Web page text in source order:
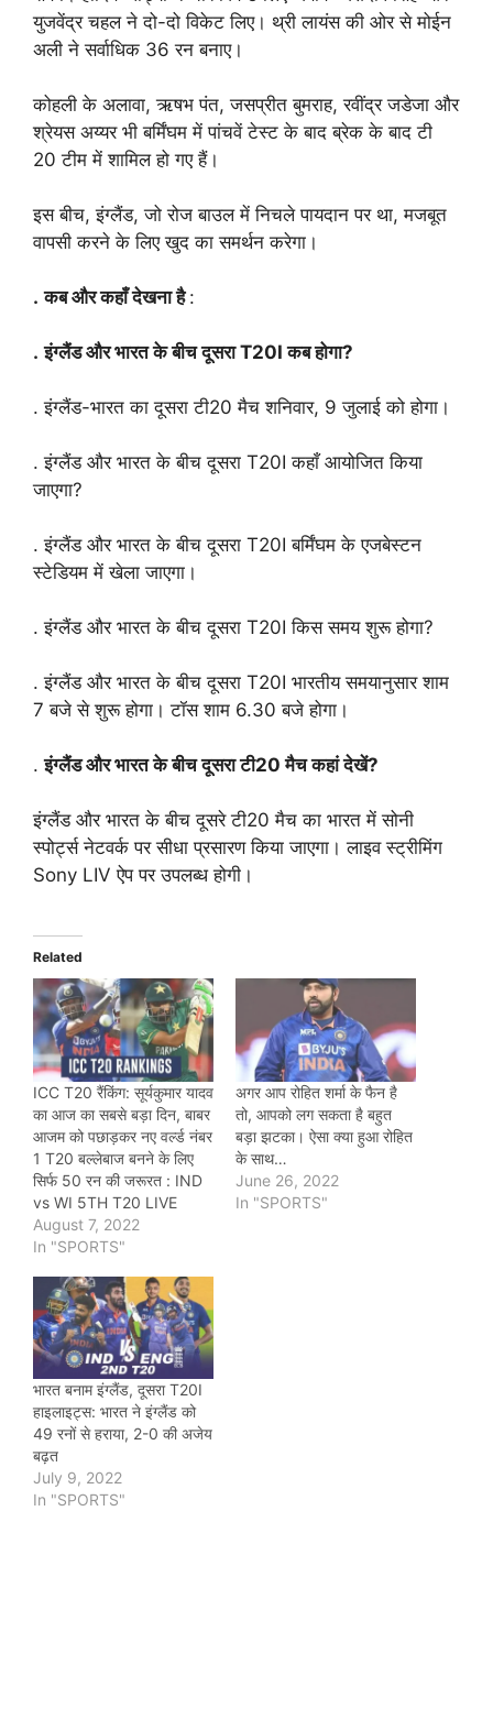
युजवेंद्र चहल ने दो-दो विकेट लिए। थ्री लायंस की ओर से मोईन
अली ने सर्वाधिक 36 रन बनाए।
कोहली के अलावा, ऋषभ पंत, जसप्रीत बुमराह, रवींद्र जडेजा और
श्रेयस अय्यर भी बर्मिंघम में पांचवें टेस्ट के बाद ब्रेक के बाद टी
20 टीम में शामिल हो गए हैं।
इस बीच, इंग्लैंड, जो रोज बाउल में निचले पायदान पर था, मजबूत
वापसी करने के लिए खुद का समर्थन करेगा।
. कब और कहाँ देखना है:
. इंग्लैंड और भारत के बीच दूसरा T20I कब होगा?
. इंग्लैंड-भारत का दूसरा टी20 मैच शनिवार, 9 जुलाई को होगा।
. इंग्लैंड और भारत के बीच दूसरा T20I कहाँ आयोजित किया
जाएगा?
. इंग्लैंड और भारत के बीच दूसरा T20I बर्मिंघम के एजबेस्टन
स्टेडियम में खेला जाएगा।
. इंग्लैंड और भारत के बीच दूसरा T20I किस समय शुरू होगा?
. इंग्लैंड और भारत के बीच दूसरा T20I भारतीय समयानुसार शाम
7 बजे से शुरू होगा। टॉस शाम 6.30 बजे होगा।
.इंग्लैंड और भारत के बीच दूसरा टी20 मैच कहां देखें?
इंग्लैंड और भारत के बीच दूसरे टी20 मैच का भारत में सोनी
स्पोर्ट्स नेटवर्क पर सीधा प्रसारण किया जाएगा। लाइव स्ट्रीमिंग
Sony LIV ऐप पर उपलब्ध होगी।
Related
ICC T20 रैंकिंग: सूर्यकुमार यादव
का आज का सबसे बड़ा दिन, बाबर
आजम को पछाड़कर नए वर्ल्ड नंबर
1 T20 बल्लेबाज बनने के लिए
सिर्फ 50 रन की जरूरत : IND
vs WI 5TH T20 LIVE
August 7, 2022
In "SPORTS"
अगर आप रोहित शर्मा के फैन है
तो, आपको लग सकता है बहुत
बड़ा झटका। ऐसा क्या हुआ रोहित
के साथ…
June 26, 2022
In "SPORTS"
भारत बनाम इंग्लैंड, दूसरा T20I
हाइलाइट्स: भारत ने इंग्लैंड को
49 रनों से हराया, 2-0 की अजेय
बढ़त
July 9, 2022
In "SPORTS"